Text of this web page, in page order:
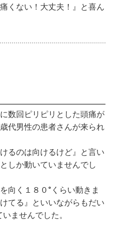
くない！大丈夫！』と喜ん
数回ピリピリとした頭痛が
代男性の患者さんが来られ
るのは向けるけど』と言い
しか動いていませんでし
向く１８０°くらい動きま
てる』といいながらもだい
ませんでした。